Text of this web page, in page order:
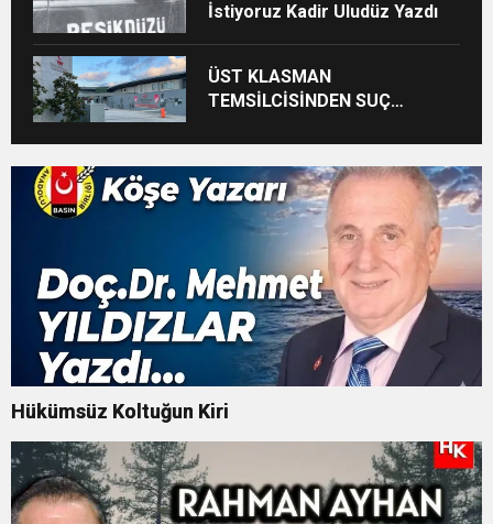
İstiyoruz Kadir Uludüz Yazdı
ÜST KLASMAN
TEMSİLCİSİNDEN SUÇ
Hükümsüz Koltuğun Kiri